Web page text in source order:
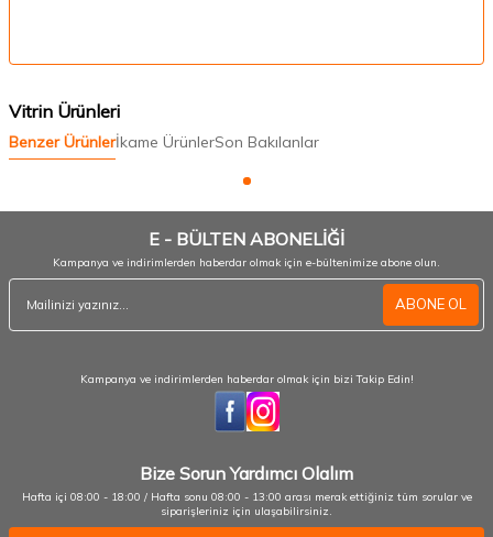
Vitrin Ürünleri
Benzer Ürünlerİkame ÜrünlerSon Bakılanlar
E - BÜLTEN ABONELİĞİ
Kampanya ve indirimlerden haberdar olmak için e-bültenimize abone olun.
ABONE OL
Kampanya ve indirimlerden haberdar olmak için bizi Takip Edin!
Bize Sorun Yardımcı Olalım
Hafta içi 08:00 - 18:00 / Hafta sonu 08:00 - 13:00 arası merak ettiğiniz tüm sorular ve
siparişleriniz için ulaşabilirsiniz.